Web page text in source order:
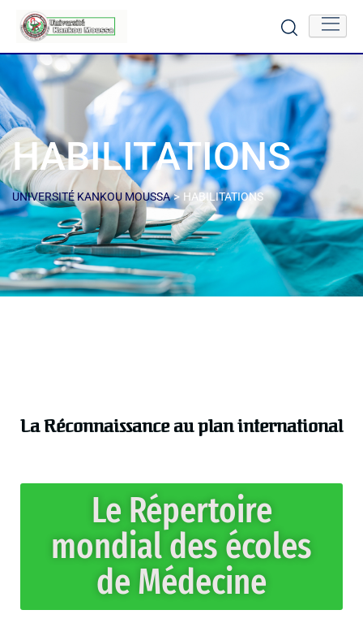
HABILITATIONS
UNIVERSITÉ KANKOU MOUSSA> HABILITATIONS
La Réconnaissance au plan international
Le Répertoire
mondial des écoles
de Médecine